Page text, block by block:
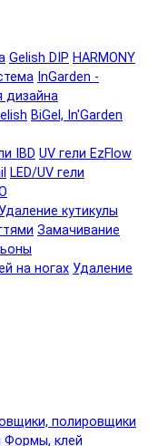
Gelish DIP HARMONY
InGarden -
дизайна
BiGel, In'Garden
IBD UV гели EzFlow
LED/UV гели
Удаление кутикулы
Замачивание
на ногах Удаление
полировщики
Формы, клей